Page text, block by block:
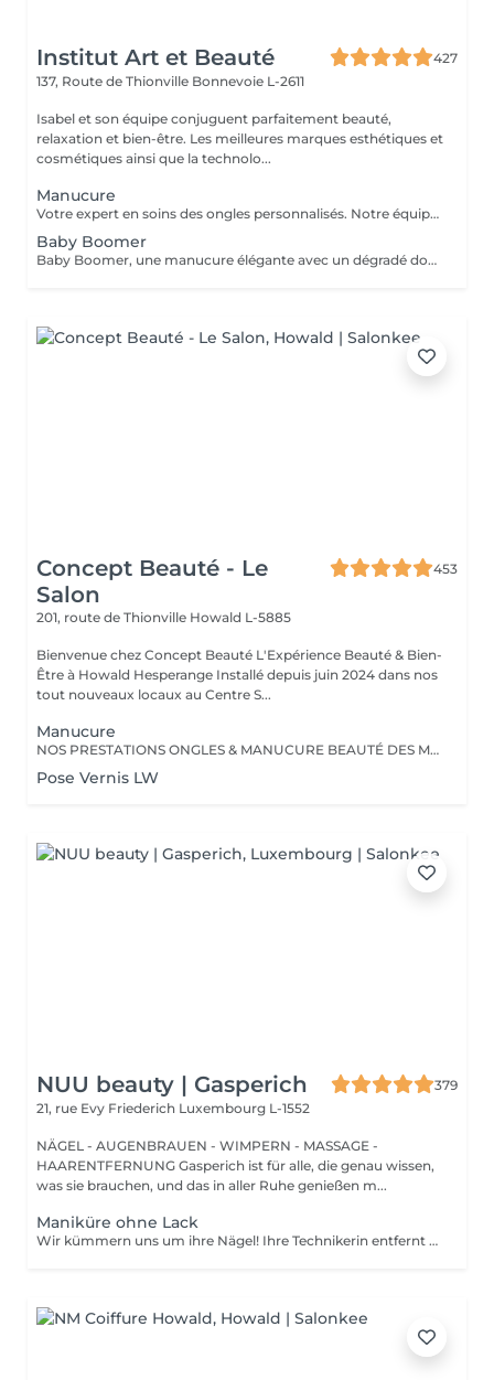
Institut Art et Beauté
427
137, Route de Thionville Bonnevoie L-2611
Isabel et son équipe conjuguent parfaitement beauté,
relaxation et bien-être. Les meilleures marques esthétiques et
cosmétiques ainsi que la technolo...
Manucure
Votre expert en soins des ongles personnalisés. Notre équipe de prothésistes ongulaires diplômées vous offre une gamme complète de services pour des ongles magnifiques et durables. Expertise et Professionnalisme : Prothésistes qualifiées et expérimentées : o Isabel, o Francesca, o Fatima, o Deborah, o Patricia, o Mirza, Des produits de haute qualité, aux couleurs variées pour des résultats éclatants et durables. Garantie de beauté et santé de vos ongles. Services adaptés à vos goûts et votre personnalité Capsules pour allonger rapidement vos ongles. Rallongement en Gel : Pour un résultat naturel et durable. Remplissage toute les 3 a 4 semaines pour comble la repousse et préserve l'intégrité de la pose initiale. Manucure Soins et esthétisme pour des ongles en pleine santé et élégants. Nos Techniques Manucure Combinée : Soins complets et embellissement. Vernis Semi-Permanent : Couleur durable sans pose de gel. Chablon ou Capsules : Pose traditionnelle ou look naturel.
Baby Boomer
Baby Boomer, une manucure élégante avec un dégradé doux allant d'un nude naturel à un blanc éclatant. Ce style chic est parfait pour toutes les occasions. Sublimez vos ongles avec cette tendance incontournable ! Réservez dès maintenant pour profiter d'un look sophistiqué. Ne manquez pas l'ocasion de briller !
Concept Beauté - Le
Salon
453
201, route de Thionville Howald L-5885
Bienvenue chez Concept Beauté L'Expérience Beauté & Bien-
Être à Howald Hesperange Installé depuis juin 2024 dans nos
tout nouveaux locaux au Centre S...
Manucure
NOS PRESTATIONS ONGLES & MANUCURE BEAUTÉ DES MAINS Manucure & Soin Nourrissant Offrez à vos mains un soin complet avec une manucure experte comprenant : Limage et mise en forme des ongles Soins des cuticules pour un contour net Massage nourrissant avec des soins hydratants ProNails En supplément : Application d'un vernis Longwear ou semi-permanent (en option) Une pause bien-être idéale pour retrouver des mains soignées et élégantes. OPTIONS À LA CARTE Personnalisez votre soin ! Selon vos envies, vous pouvez compléter votre manucure avec : Pose de vernis Longwear Pour une touche de couleur élégante Vernis semi-permanent Tenue parfaite jusqu'à 3 semaines Soin Spa Complet des mains Exfoliation, masque nourrissant et massage profond pour une détente absolue Offrez à vos mains un soin sur-mesure, réalisé par nos professionnelles expertes ! Notre équipe est composée d'expertes hautement qualifiées, dont certaines sont formatrices en onglerie dans notre centre Concept Beauté Distribution. Nous maîtrisons les dernières tendances et techniques pour garantir des prestations d'exception. Besoin d'un conseil personnalisé ? Nous sommes là pour vous guider vers la meilleure option selon votre type d'ongles et votre style de vie. Offrez à vos mains et à vos pieds l'expertise qu'ils méritent avec ProNails et notre équipe d'expertes !
Pose Vernis LW
NUU beauty | Gasperich
379
21, rue Evy Friederich Luxembourg L-1552
NÄGEL - AUGENBRAUEN - WIMPERN - MASSAGE -
HAARENTFERNUNG Gasperich ist für alle, die genau wissen,
was sie brauchen, und das in aller Ruhe genießen m...
Maniküre ohne Lack
Wir kümmern uns um ihre Nägel! Ihre Technikerin entfernt sanft abgestorbene hautzellen, feilt und formt ihre Nägel und poliert die oberfläche für ein glattes, natürliches finish. Unsere meister bieten kantige, hardware- oder kombinierte manicures an, je nach ihren wünschen. Wie wird eine manicure ohne nagellack durchgeführt? - raue haut wird sanft entfernt - die form der nagelplatte wird behutsam korrigiert - die Nagelhaut und seitlichen ränder werden sorgfältig bearbeitet - Nagelhautöl und handcreme werden aufgetragen, um zu pflegen und zu hydratisieren Altersbeschränkung: empfohlen ab 14 Jahren. Nachbehandlungsempfehlungen: es sind keine speziellen Nachbehandlungen erforderlich. Häufigkeit: alle 3 Wochen.